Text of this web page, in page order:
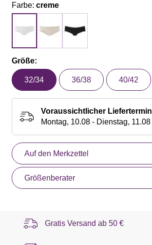
Farbe: creme
Größe:
32/34 36/38 40/42
Voraussichtlicher Liefertermin
Montag, 10.08 - Dienstag, 11.08
Auf den Merkzettel
Größenberater
Gratis Versand ab 50 €